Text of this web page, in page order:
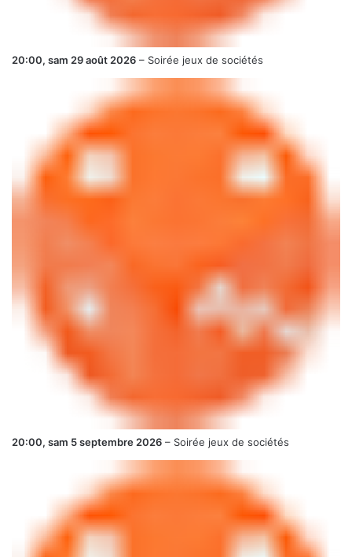
20:00, sam 29 août 2026 – Soirée jeux de sociétés
20:00, sam 5 septembre 2026 – Soirée jeux de sociétés